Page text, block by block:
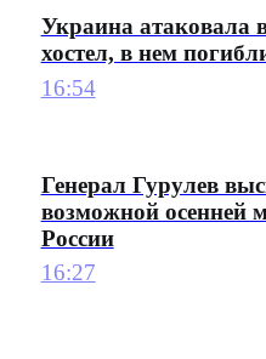
Украина атаковала
хостел, в нем
16:54
Генерал Гурулев
возможной осенней
России
16:27